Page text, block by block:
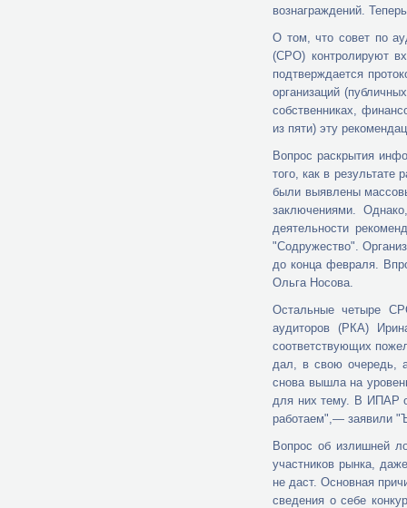
вознаграждений.
О том, что совет по
(СРО) контролируют
подтверждается
организаций
собственниках,
из пяти) эту
Вопрос раскрытия
того, как в результате
были выявлены
заключениями.
деятельности
"Содружество".
до конца февраля.
Ольга Носова.
Остальные четыре
аудиторов (РКА)
соответствующих
дал, в свою очередь,
снова вышла на
для них тему. В ИПАР
работаем",— заявили
Вопрос об излишней
участников рынка,
не даст. Основная
сведения о себе